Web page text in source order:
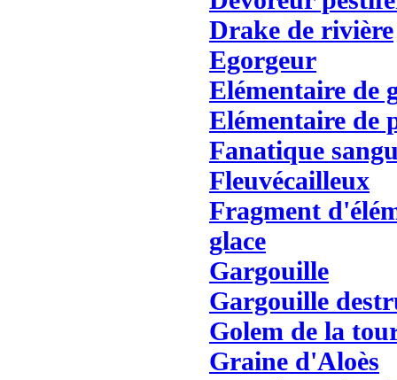
Drake de rivière
Egorgeur
Elémentaire de
Elémentaire de
Fanatique
Fleuvécailleux
Fragment
glace
Gargouille
Gargouille
Golem de la
Graine d'Aloès